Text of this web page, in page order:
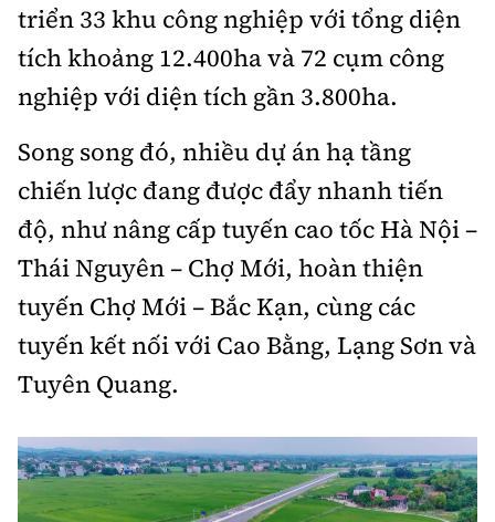
triển 33 khu công nghiệp với tổng diện
tích khoảng 12.400ha và 72 cụm công
nghiệp với diện tích gần 3.800ha.
Song song đó, nhiều dự án hạ tầng
chiến lược đang được đẩy nhanh tiến
độ, như nâng cấp tuyến cao tốc Hà Nội –
Thái Nguyên – Chợ Mới, hoàn thiện
tuyến Chợ Mới – Bắc Kạn, cùng các
tuyến kết nối với Cao Bằng, Lạng Sơn và
Tuyên Quang.